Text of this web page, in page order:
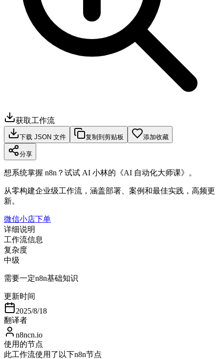
获取工作流
下载 JSON 文件 复制到剪贴板 添加收藏
分享
想系统掌握 n8n？试试 AI 小林的《AI 自动化大师课》。
从零构建企业级工作流，涵盖部署、案例和最佳实践，高频更
新。
微信小店下单
详细说明
工作流信息
复杂度
中级
需要一定n8n基础知识
更新时间
2025/8/18
翻译者
n8ncn.io
使用的节点
此工作流使用了以下n8n节点